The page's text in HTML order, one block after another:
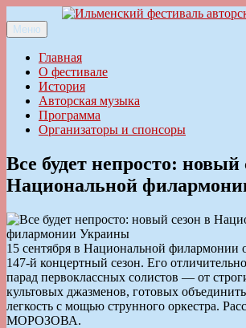
к
содержимому
Ильменский фестиваль авторской песни
Меню
Главная
О фестивале
История
Авторская музыка
Программа
Организаторы и спонсоры
Все будет непросто: новый
Национальной
15 сентября в Национальной филармонии
147-й концертный сезон. Его
парад первоклассных солистов — от
культовых джазменов, готовых
легкость с мощью струнного оркестра.
МОРОЗОВА.